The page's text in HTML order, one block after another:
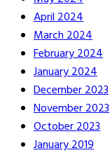
April 2024
March 2024
February 2024
January 2024
December 2023
November 2023
October 2023
January 2019